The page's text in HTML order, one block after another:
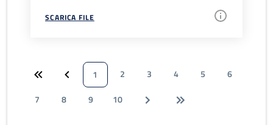
SCARICA FILE
1 2 3 4 5
6
7
8 9 10